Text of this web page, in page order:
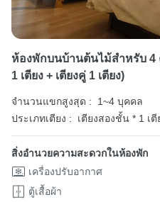
ห้องพักบนบ้านต้นไม้สำหรับ 4
1 เตียง + เตียงคู่ 1 เตียง)
จำนวนแขกสูงสุด :
1~4 บุคคล
ประเภทเตียง :
เตียงสองชั้น * 1 เ
สิ่งอำนวยความสะดวกในห้องพัก
เครื่องปรับอากาศ
ตู้เสื้อผ้า